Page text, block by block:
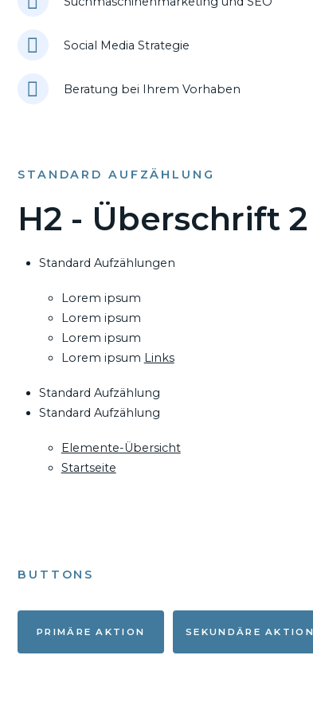
Social Media Strategie
Beratung bei Ihrem Vorhaben
STANDARD AUFZÄHLUNG
H2 - Überschrift 2
Standard Aufzählungen
Lorem ipsum
Lorem ipsum
Lorem ipsum
Lorem ipsum Links
Standard Aufzählung
Standard Aufzählung
Elemente-Übersicht
Startseite
BUTTONS
PRIMÄRE AKTION SEKUNDÄRE AKTION